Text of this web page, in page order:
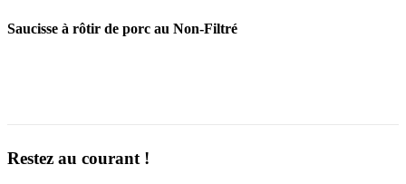
Saucisse à rôtir de porc au Non-Filtré
Restez au courant !